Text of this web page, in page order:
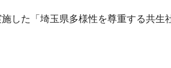
した「埼玉県多様性を尊重する共生